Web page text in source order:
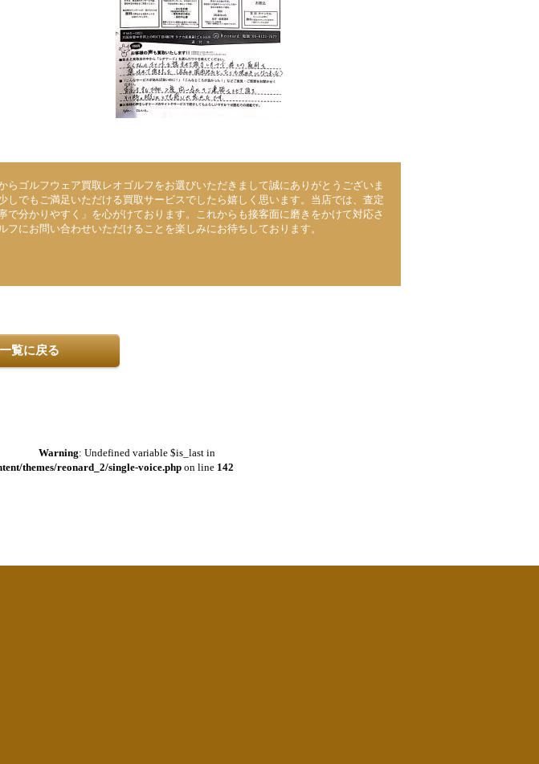
らゴルフウェア買取レオゴルフをお選びいただきまして誠にありがとうございま
しでもご満足いただける買取サービスでしたら嬉しく思います。当店では、査定
で分かりやすく」を心がけております。これからも接客面に磨きをかけて対応さ
にお問い合わせいただけることを楽しみにお待ちしております。
覧に戻る
Warning: Undefined variable $is_last in
themes/reonard_2/single-voice.php on line 142